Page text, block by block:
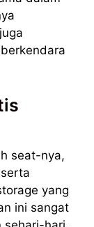
seat-nya,
yang
ini sangat